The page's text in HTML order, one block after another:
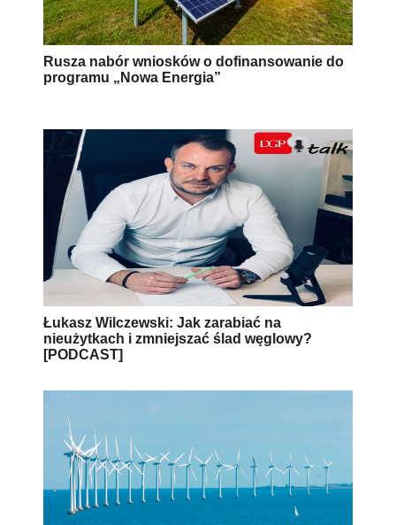
Rusza nabór wniosków o dofinansowanie do
programu „Nowa Energia”
Łukasz Wilczewski: Jak zarabiać na
nieużytkach i zmniejszać ślad węglowy?
[PODCAST]